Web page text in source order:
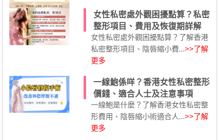
女性私密處外觀困擾點算？私密
整形項目、費用及恢復期詳解
女性私密處外觀困擾點算？了解香港
私密整形項目、陰唇縮小費...>>了解
更多
一線鮑係咩？香港女性私密整形
價錢、適合人士及注意事項
一線鮑是什麼？了解香港女性私密整
形費用、陰唇縮小術適合人...>>了解
更多